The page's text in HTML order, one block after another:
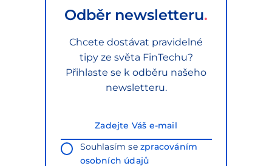
Odběr newsletteru
Chcete dostávat pravidelné
tipy ze světa FinTechu?
Přihlaste se k odběru našeho
newsletteru.
Souhlasím sezpracováním
osobních údajů